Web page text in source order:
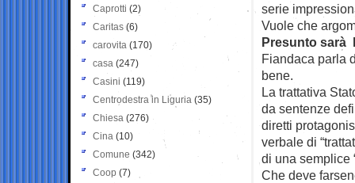
serie
Vuole che
Presunto sarà
Fiandaca parla
bene.
La trattativa
da sentenze
diretti
verbale di
di una semplice
Che deve
Caprotti (2)
Caritas (6)
carovita (170)
casa (247)
Casini (119)
Centrodestra in Liguria (35)
Chiesa (276)
Cina (10)
Comune (342)
Coop (7)